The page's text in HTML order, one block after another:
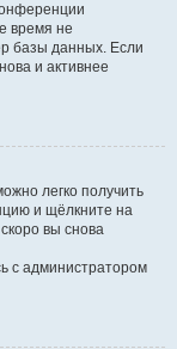
время не
базы данных. Если
и активнее
легко получить
и щёлкните на
вы снова
с администратором